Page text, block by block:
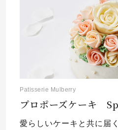
Patisserie Mulberry
プロポーズケーキ
愛らしいケーキと共に届